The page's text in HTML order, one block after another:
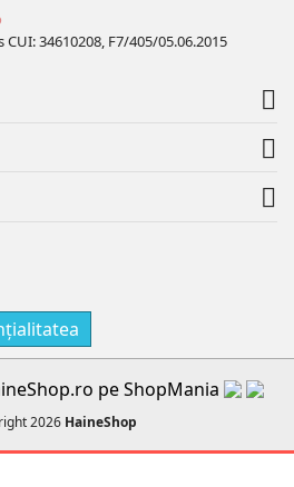
34610208, F7/405/05.06.2015



2026 HaineShop